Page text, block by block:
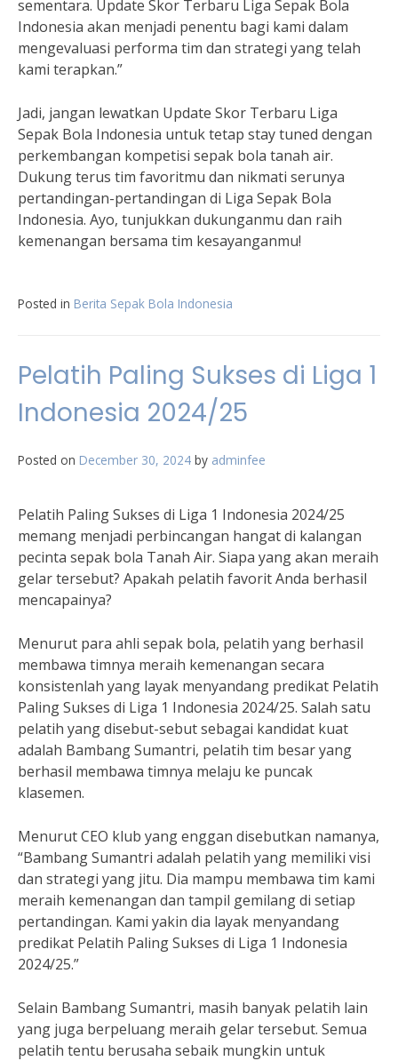
sementara. Update Skor Terbaru Liga Sepak Bola
Indonesia akan menjadi penentu bagi kami dalam
mengevaluasi performa tim dan strategi yang telah
kami terapkan.”
Jadi, jangan lewatkan Update Skor Terbaru Liga
Sepak Bola Indonesia untuk tetap stay tuned dengan
perkembangan kompetisi sepak bola tanah air.
Dukung terus tim favoritmu dan nikmati serunya
pertandingan-pertandingan di Liga Sepak Bola
Indonesia. Ayo, tunjukkan dukunganmu dan raih
kemenangan bersama tim kesayanganmu!
Posted in Berita Sepak Bola Indonesia
Pelatih Paling Sukses di Liga 1
Indonesia 2024/25
Posted on December 30, 2024 by adminfee
Pelatih Paling Sukses di Liga 1 Indonesia 2024/25
memang menjadi perbincangan hangat di kalangan
pecinta sepak bola Tanah Air. Siapa yang akan meraih
gelar tersebut? Apakah pelatih favorit Anda berhasil
mencapainya?
Menurut para ahli sepak bola, pelatih yang berhasil
membawa timnya meraih kemenangan secara
konsistenlah yang layak menyandang predikat Pelatih
Paling Sukses di Liga 1 Indonesia 2024/25. Salah satu
pelatih yang disebut-sebut sebagai kandidat kuat
adalah Bambang Sumantri, pelatih tim besar yang
berhasil membawa timnya melaju ke puncak
klasemen.
Menurut CEO klub yang enggan disebutkan namanya,
“Bambang Sumantri adalah pelatih yang memiliki visi
dan strategi yang jitu. Dia mampu membawa tim kami
meraih kemenangan dan tampil gemilang di setiap
pertandingan. Kami yakin dia layak menyandang
predikat Pelatih Paling Sukses di Liga 1 Indonesia
2024/25.”
Selain Bambang Sumantri, masih banyak pelatih lain
yang juga berpeluang meraih gelar tersebut. Semua
pelatih tentu berusaha sebaik mungkin untuk